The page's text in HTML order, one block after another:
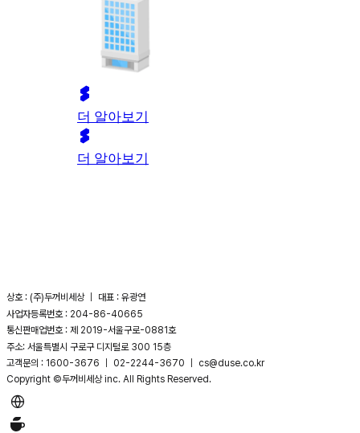
더 알아보기
더 알아보기
상호 : (주)두꺼비세상 ｜ 대표 : 유광연
사업자등록번호 : 204-86-40665
통신판매업번호 : 제 2019-서울구로-0881호
주소: 서울특별시 구로구 디지털로 300 15층
고객문의 : 1600-3676 ｜ 02-2244-3670 ｜ cs@duse.co.kr
Copyright ©두꺼비세상 inc. All Rights Reserved.